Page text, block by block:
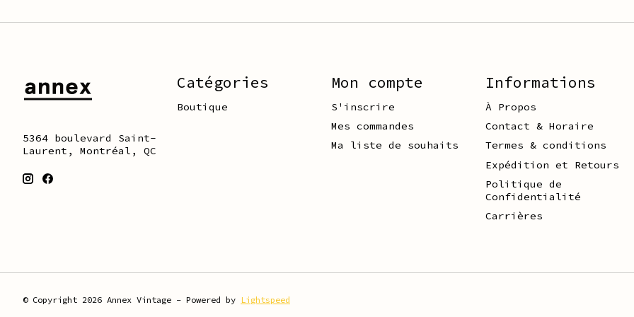
5364 boulevard Saint-
Laurent, Montréal, QC
Catégories
Boutique
Mon compte
S'inscrire
Mes commandes
Ma liste de souhaits
Informations
À Propos
Contact & Horaire
Termes & conditions
Expédition et Retours
Politique de
Confidentialité
Carrières
© Copyright 2026 Annex Vintage - Powered by Lightspeed